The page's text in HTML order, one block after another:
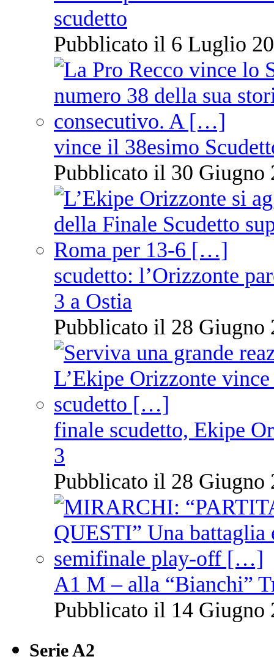
scudetto
Pubblicato il 6 Luglio
vince il 38esimo
Pubblicato il 30 Giugno
scudetto: l’Orizzonte
3 a Ostia
Pubblicato il 28 Giugno
finale scudetto, Ekipe
3
Pubblicato il 28 Giugno
A1 M – alla “Bianchi”
Pubblicato il 14 Giugno
Serie A2